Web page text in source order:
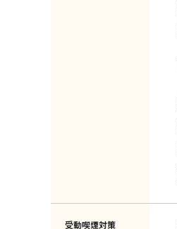
受動喫煙対策